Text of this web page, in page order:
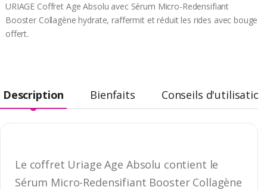
URIAGE Coffret Age Absolu avec Sérum Micro-Redensifiant
Booster Collagène hydrate, raffermit et réduit les rides avec bouge
offert.
Description Bienfaits Conseils d'utilisation
Le coffret Uriage Age Absolu contient le
Sérum Micro-Redensifiant Booster Collagène